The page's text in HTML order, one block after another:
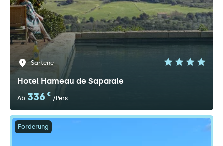
Sartene
Hotel Hameau de Saparale
Ab 336 €
/Pers.
Förderung